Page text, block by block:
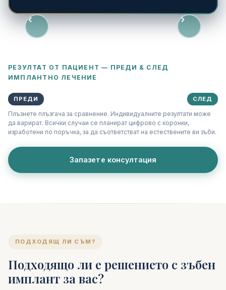
РЕЗУЛТАТ ОТ ПАЦИЕНТ — ПРЕДИ & СЛЕД
ИМПЛАНТНО ЛЕЧЕНИЕ
ПРЕДИ СЛЕД
Плъзнете плъзгача за сравнение. Индивидуалните резултати може
да варират. Всички случаи се планират цифрово с коронки,
изработени по поръчка, за да съответстват на естествените ви зъби.
Запазете консултация
ПОДХОДЯЩ ЛИ СЪМ?
Подходящо ли е решението с зъбен
имплант за вас?